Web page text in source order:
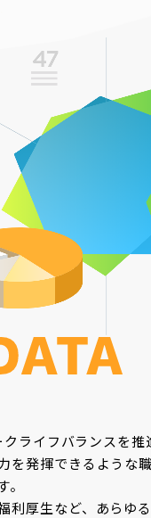
クライフバランスを
を発揮できるような
利厚生など、あらゆ